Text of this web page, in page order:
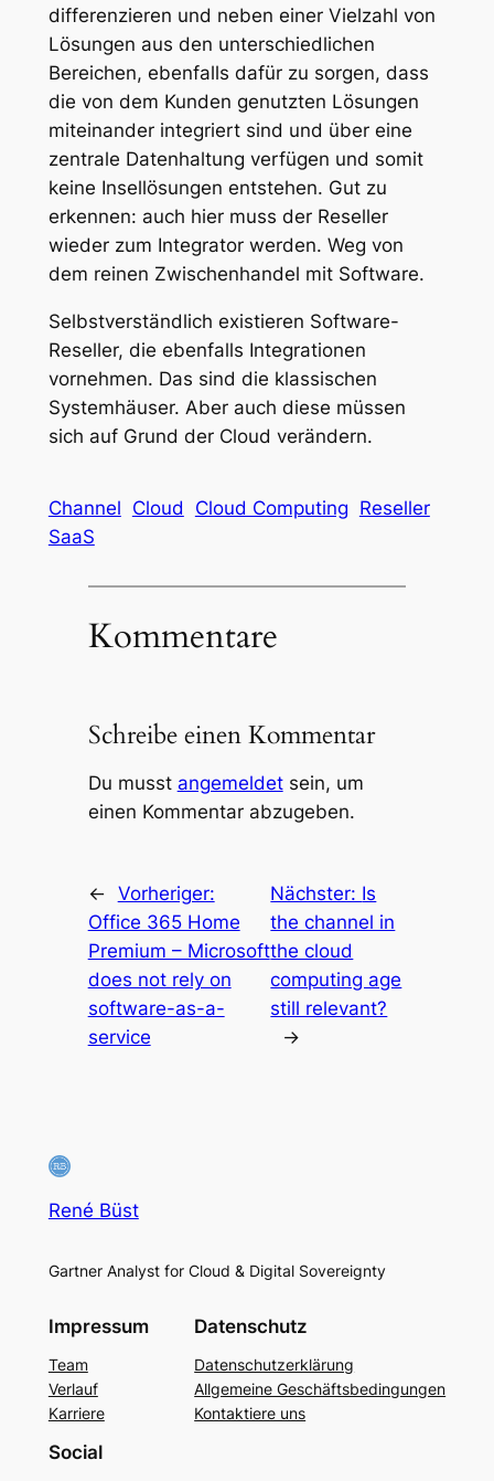
differenzieren und neben einer Vielzahl von
Lösungen aus den unterschiedlichen
Bereichen, ebenfalls dafür zu sorgen, dass
die von dem Kunden genutzten Lösungen
miteinander integriert sind und über eine
zentrale Datenhaltung verfügen und somit
keine Insellösungen entstehen. Gut zu
erkennen: auch hier muss der Reseller
wieder zum Integrator werden. Weg von
dem reinen Zwischenhandel mit Software.
Selbstverständlich existieren Software-
Reseller, die ebenfalls Integrationen
vornehmen. Das sind die klassischen
Systemhäuser. Aber auch diese müssen
sich auf Grund der Cloud verändern.
Channel Cloud Cloud Computing Reseller
SaaS
Kommentare
Schreibe einen Kommentar
Du musst angemeldetsein, um
einen Kommentar abzugeben.
← Vorheriger:
Office 365 Home
Premium – Microsoft
does not rely on
software-as-a-
service
Nächster: Is
the channel in
the cloud
computing age
still relevant?
→
René Büst
Gartner Analyst for Cloud & Digital Sovereignty
Impressum
Team
Verlauf
Karriere
Datenschutz
Datenschutzerklärung
Allgemeine Geschäftsbedingungen
Kontaktiere uns
Social